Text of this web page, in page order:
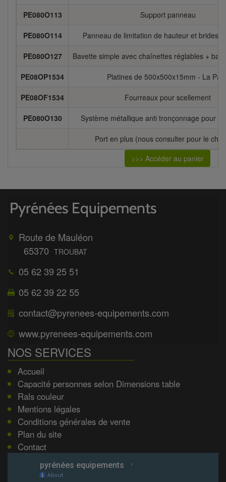
PE080O113 Support panneau
PE080O114 Panneau de limitation de hauteur et brides
PE080O127 Bavette simple avec chaînettes réglables +
PE08OP1534 Platines de 500x500x15mm - La
PE08OF1534 Fourreaux pour scellement
PE080O130 Système métallique anti tronçonnage pour
Port en plus (nous consulter pour le
>>> Accéder au panier
Route de Mauléon
65370 TROUBAT
05 62 39 25 51
05 62 39 22 55
contact@pyrenees-equipements.com
www.pyrenees-equipements.com
NOS SERVICES
Accueil
Capacité personnes selon Dimensions table
Rals couleur
Mentions légales
Conditions générales de vente
Plan du site
Contact